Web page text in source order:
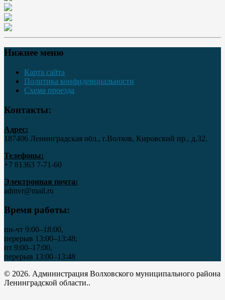
Нижнее меню
Карта сайта
Политика конфиденциальности
Схема проезда
Контакты:
Адрес:
187406 Ленинградская обл., г.Волхов, Кировский пр., д.32.
Телефоны:
+7 81363 7‑71-60
Электронная почта:
admvr@mail.ru
Время работы:
пн-чт 9:00–18:00,
перерыв 13:00–13:48;
пт 9:00–17:00,
перерыв 13:00–13:48
© 2026. Администрация Волховского муниципального района
Ленинградской области..